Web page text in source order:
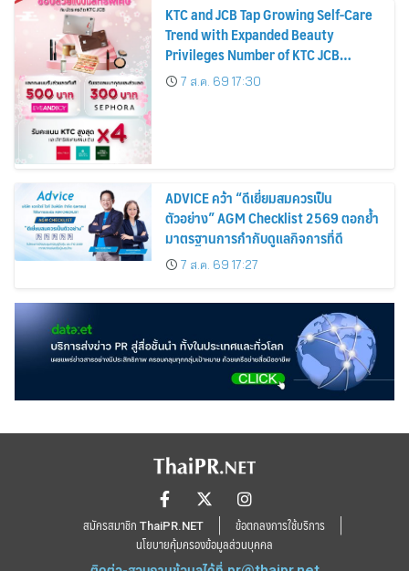
KTC and JCB Tap Growing Self-Care
Trend with Expanded Beauty
Privileges Number of KTC JCB
Cardmembers Spending on
Cosmetics Rises 26%
7 ส.ค. 69 17:30
ADVICE คว้า “ดีเยี่ยมสมควรเป็น
ตัวอย่าง” AGM Checklist 2569 ตอกย้ำ
มาตรฐานการกำกับดูแลกิจการที่ดี
7 ส.ค. 69 17:27
สมัครสมาชิก ThaiPR.NET
ข้อตกลงการใช้บริการ
นโยบายคุ้มครองข้อมูลส่วนบุคคล